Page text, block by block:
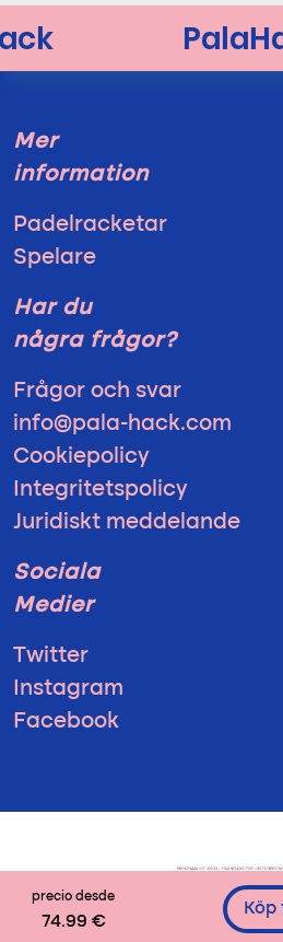
precio desde
74.99 €
Mer
information
Padelracketar
Spelare
Har du
några frågor?
Frågor och svar
info@pala-hack.com
Cookiepolicy
Integritetspolicy
Juridiskt meddelande
Sociala
Medier
Twitter
Instagram
Facebook